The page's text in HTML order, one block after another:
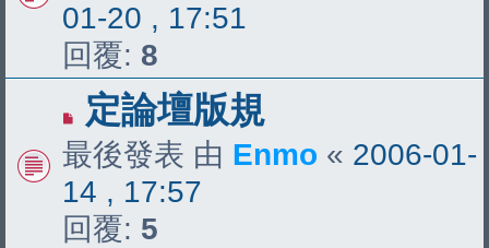
01-20 , 17:51
回覆: 8
定論壇版規
最後發表 由 Enmo « 2006-01-
14 , 17:57
回覆: 5